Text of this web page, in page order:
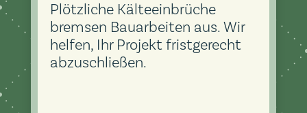
Plötzliche Kälteeinbrüche
bremsen Bauarbeiten aus. Wir
helfen, Ihr Projekt fristgerecht
abzuschließen.